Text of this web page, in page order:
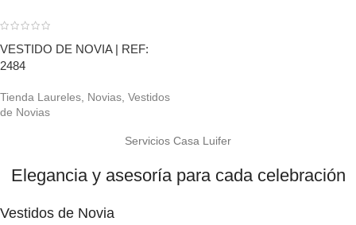
VESTIDO DE NOVIA | REF:
2484
Tienda Laureles Novias Vestidos
de Novias
Servicios Casa Luifer
Elegancia y asesoría para cada celebración
Vestidos de Novia